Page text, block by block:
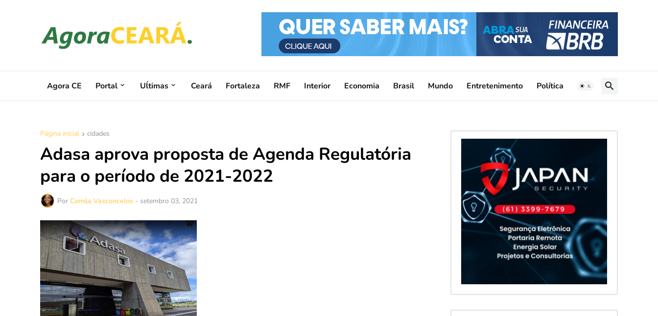
Agora CE Portal Uĺtimas Ceará Fortaleza RMF Interior Economia Brasil Mundo Entretenimento Política
Página inicial cidades
Adasa aprova proposta de Agenda Regulatória
para o período de 2021-2022
Por Camila Vasconcelos - setembro 03, 2021